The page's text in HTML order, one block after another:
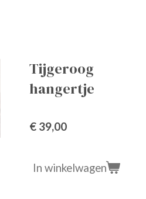
Tijgeroog
hangertje
€ 39,00
In winkelwagen